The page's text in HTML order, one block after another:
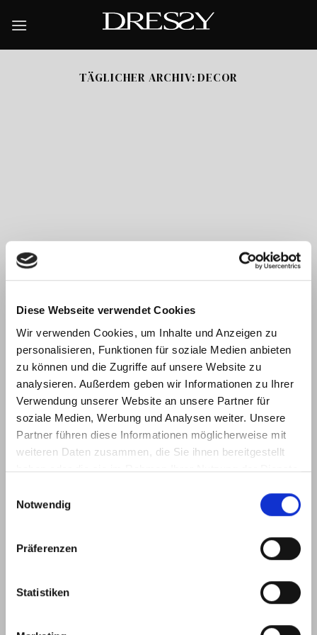
Diese Webseite verwendet Cookies
Wir verwenden Cookies, um Inhalte und Anzeigen zu
personalisieren, Funktionen für soziale Medien anbieten
zu können und die Zugriffe auf unsere Website zu
analysieren. Außerdem geben wir Informationen zu Ihrer
Verwendung unserer Website an unsere Partner für
soziale Medien, Werbung und Analysen weiter. Unsere
Partner führen diese Informationen möglicherweise mit
weiteren Daten zusammen, die Sie ihnen bereitgestellt
haben oder die sie im Rahmen Ihrer Nutzung der Dienste
Notwendig
Präferenzen
Statistiken
TÄGLICHER ARCHIV:DECOR
Im kommenden September haben wir einen wichtigen Termin.
Dressy wird im Habitat Valencia 2024 zu sehen sein.
Im kommenden September haben wir einen wichtigen Termin.